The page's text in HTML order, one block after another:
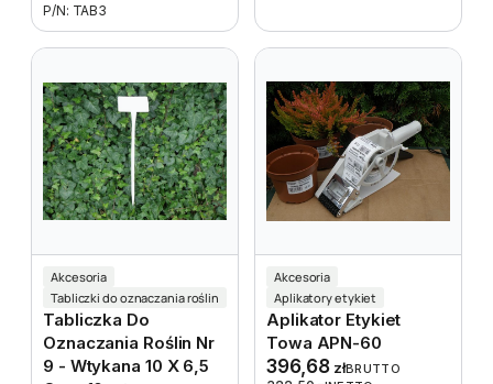
P/N: TAB3
Akcesoria
Tabliczki do oznaczania roślin
Tabliczka Do
Oznaczania Roślin Nr
9 - Wtykana 10 X 6,5
Akcesoria
Aplikatory etykiet
Aplikator Etykiet
Towa APN-60
396,68 złBRUTTO